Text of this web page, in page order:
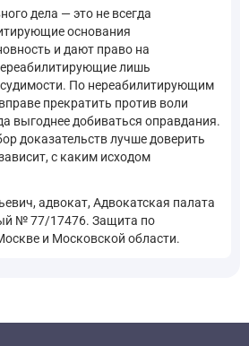
дела — это не всегда
основания
и дают право на
лишь
По нереабилитирующим
прекратить против воли
выгоднее добиваться оправдания.
доказательств лучше доверить
с каким исходом
адвокат, Адвокатская палата
№ 77/17476. Защита по
и Московской области.